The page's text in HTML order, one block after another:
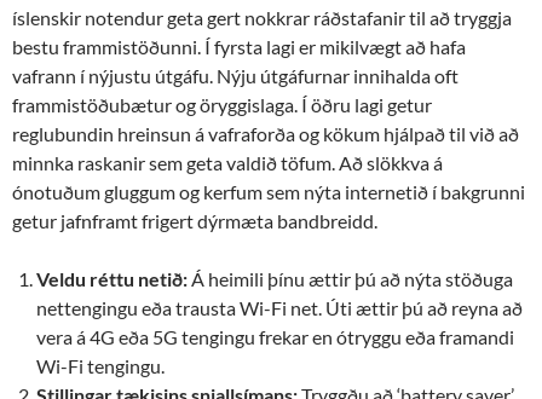
íslenskir notendur geta gert nokkrar ráðstafanir til að tryggja
bestu frammistöðunni. Í fyrsta lagi er mikilvægt að hafa
vafrann í nýjustu útgáfu. Nýju útgáfurnar innihalda oft
frammistöðubætur og öryggislaga. Í öðru lagi getur
reglubundin hreinsun á vafraforða og kökum hjálpað til við að
minnka raskanir sem geta valdið töfum. Að slökkva á
ónotuðum gluggum og kerfum sem nýta internetið í bakgrunni
getur jafnframt frigert dýrmæta bandbreidd.
Veldu réttu netið: Á heimili þínu ættir þú að nýta stöðuga
nettengingu eða trausta Wi-Fi net. Úti ættir þú að reyna að
vera á 4G eða 5G tengingu frekar en ótryggu eða framandi
Wi-Fi tengingu.
Stillingar tækisins snjallsímans:Tryggðu að ‘battery saver’